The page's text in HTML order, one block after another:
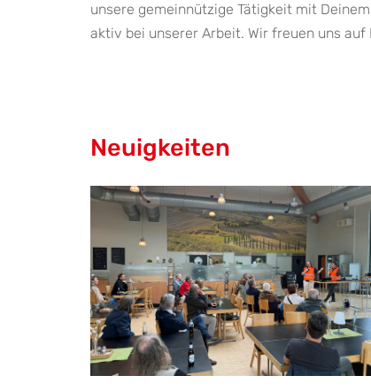
unsere gemeinnützige Tätigkeit mit Deinem
aktiv bei unserer Arbeit. Wir freuen uns auf
Neuigkeiten